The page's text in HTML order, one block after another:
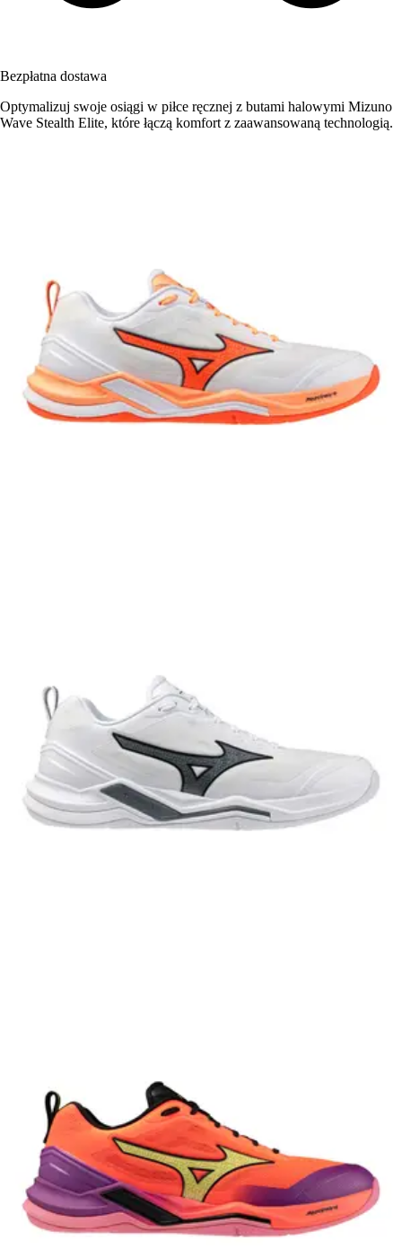
Bezpłatna dostawa
Optymalizuj swoje osiągi w piłce ręcznej z butami halowymi Mizuno
Wave Stealth Elite, które łączą komfort z zaawansowaną technologią.